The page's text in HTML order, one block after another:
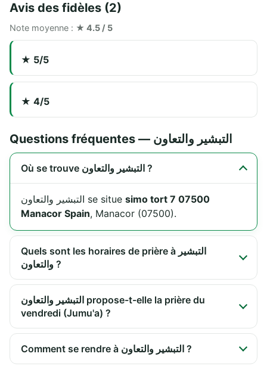
Avis des fidèles (2)
Note moyenne : ★ 4.5 / 5
★ 5/5
★ 4/5
Questions fréquentes — التبشير والتعاون
Où se trouve التبشير والتعاون ?
التبشير والتعاون se situe simo tort 7 07500
Manacor Spain, Manacor (07500).
Quels sont les horaires de prière à التبشير
والتعاون ?
التبشير والتعاون propose-t-elle la prière du
vendredi (Jumu'a) ?
Comment se rendre à التبشير والتعاون ?